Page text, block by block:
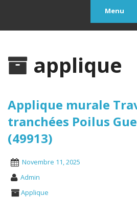
Menu
applique
Applique murale
tranchées Poilus
(49913)
Novembre 11, 2025
Admin
Applique